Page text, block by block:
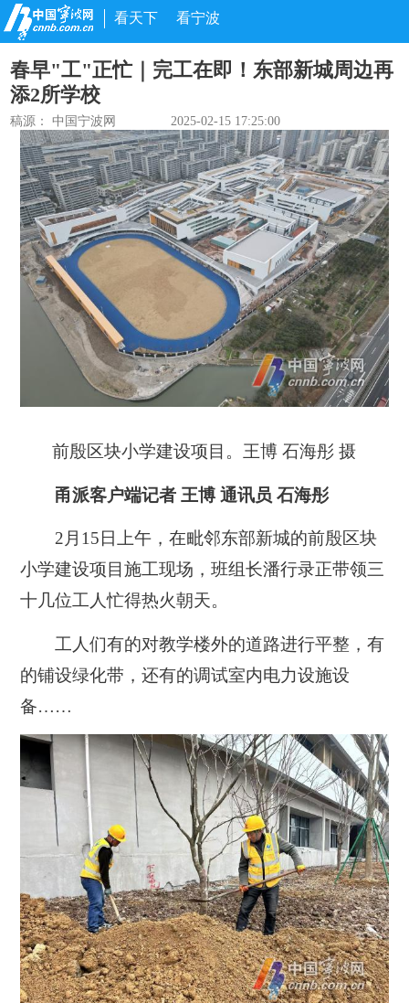
看天下 看宁波
春早"工"正忙｜完工在即！东部新城周边再
添2所学校
稿源： 中国宁波网 2025-02-15 17:25:00
前殷区块小学建设项目。王博 石海彤 摄
甬派客户端记者 王博 通讯员 石海彤
2月15日上午，在毗邻东部新城的前殷区块
小学建设项目施工现场，班组长潘行录正带领三
十几位工人忙得热火朝天。
工人们有的对教学楼外的道路进行平整，有
的铺设绿化带，还有的调试室内电力设施设
备……